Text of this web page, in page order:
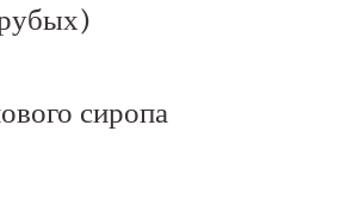
сиропа